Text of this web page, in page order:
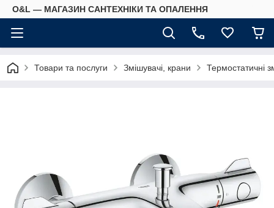
O&L — МАГАЗИН САНТЕХНІКИ ТА ОПАЛЕННЯ
Товари та послуги Змішувачі, крани Термостатичні